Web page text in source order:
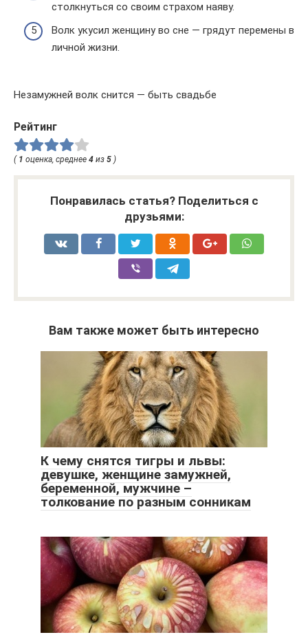
столкнуться со своим страхом наяву.
Волк укусил женщину во сне — грядут перемены в
личной жизни.
Незамужней волк снится — быть свадьбе
Рейтинг
( 1 оценка, среднее 4 из 5 )
Понравилась статья? Поделиться с
друзьями:
Вам также может быть интересно
К чему снятся тигры и львы:
девушке, женщине замужней,
беременной, мужчине –
толкование по разным сонникам